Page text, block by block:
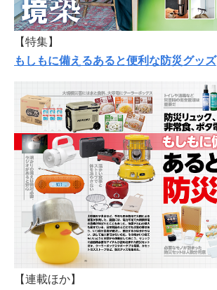
【特集】
もしもに備えるあると便利な防災グッズ
【連載ほか】